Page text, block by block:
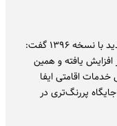
برات با اشاره به تفاوت‌های محتوایی ضابطه جدید با نسخه ۱۳۹۶ گفت:
افزایش یافته و همین
اقامتی ایفا
پررنگ‌تری در